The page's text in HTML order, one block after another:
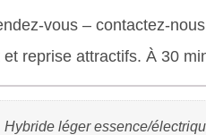
vous – contactez-
reprise attractifs. À 30
Hybride léger essence/